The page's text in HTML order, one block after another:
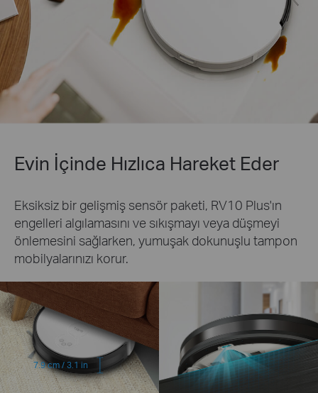
Evin İçinde Hızlıca Hareket Eder
Eksiksiz bir gelişmiş sensör paketi, RV10 Plus'ın
engelleri algılamasını ve sıkışmayı veya düşmeyi
önlemesini sağlarken, yumuşak dokunuşlu tampon
mobilyalarınızı korur.
7.9 cm / 3.1 in